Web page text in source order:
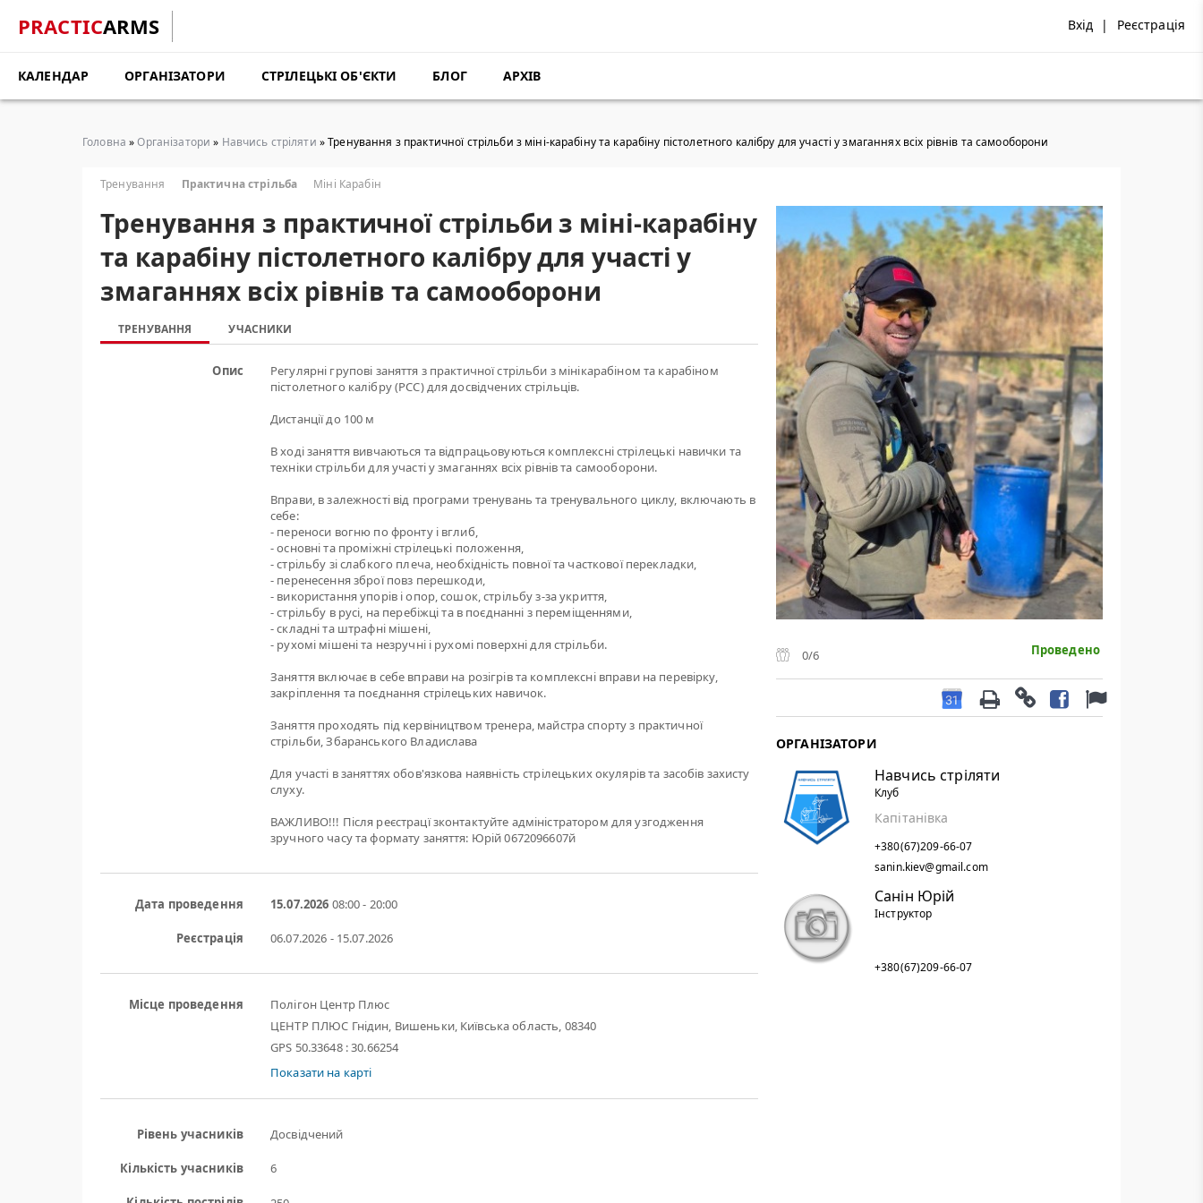
PRACTICARMS Вхід | Реєстрація
КАЛЕНДАР ОРГАНІЗАТОРИ СТРІЛЕЦЬКІ ОБ'ЄКТИ БЛОГ АРХІВ
Головна »Організатори » Навчись стріляти » Тренування з практичної стрільби з міні-карабіну та карабіну пістолетного калібру для участі у змаганнях всіх рівнів та самооборони
Тренування Практична стрільба Міні Карабін
Тренування з практичної стрільби з міні-карабіну
та карабіну пістолетного калібру для участі у
змаганнях всіх рівнів та самооборони
ТРЕНУВАННЯ УЧАСНИКИ
Опис
Регулярні групові заняття з практичної стрільби з мінікарабіном та карабіном
пістолетного калібру (РСС) для досвідчених стрільців.
Дистанції до 100 м
В ході заняття вивчаються та відпрацьовуються комплексні стрілецькі навички та
техніки стрільби для участі у змаганнях всіх рівнів та самооборони.
Вправи, в залежності від програми тренувань та тренувального циклу, включають в
себе:
- переноси вогню по фронту і вглиб,
- основні та проміжні стрілецькі положення,
- стрільбу зі слабкого плеча, необхідність повної та часткової перекладки,
- перенесення зброї повз перешкоди,
- використання упорів і опор, сошок, стрільбу з-за укриття,
- стрільбу в русі, на перебіжці та в поєднанні з переміщеннями,
- складні та штрафні мішені,
- рухомі мішені та незручні і рухомі поверхні для стрільби.
Заняття включає в себе вправи на розігрів та комплексні вправи на перевірку,
закріплення та поєднання стрілецьких навичок.
Заняття проходять під кервіництвом тренера, майстра спорту з практичної
стрільби, Збаранського Владислава
Для участі в заняттях обов'язкова наявність стрілецьких окулярів та засобів захисту
слуху.
ВАЖЛИВО!!! Після реєстрацї зконтактуйте адміністратором для узгодження
зручного часу та формату заняття: Юрій 0672096607й
Дата проведення 15.07.2026 08:00 - 20:00
Реєстрація 06.07.2026 - 15.07.2026
Місце проведення
Полігон Центр Плюс
ЦЕНТР ПЛЮС Гнідин, Вишеньки, Київська область, 08340
GPS 50.33648 : 30.66254
Показати на карті
Рівень учасників Досвідчений
Кількість учасників 6
0/6 Проведено
ОРГАНІЗАТОРИ
Навчись стріляти
Клуб
Капітанівка
+380(67)209-66-07
sanin.kiev@gmail.com
Санін Юрій
Інструктор
+380(67)209-66-07